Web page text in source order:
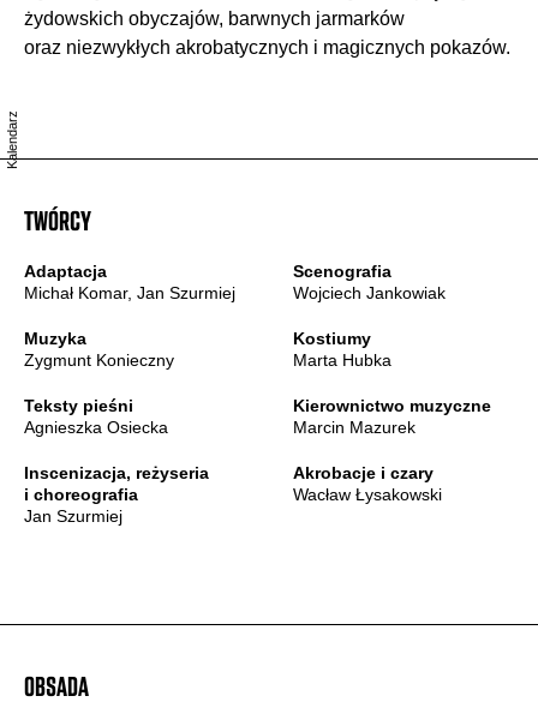
Kalendarz
żydowskich obyczajów, barwnych jarmarków
oraz niezwykłych akrobatycznych i magicznych pokazów.
TWÓRCY
Adaptacja
Michał Komar, Jan Szurmiej
Muzyka
Zygmunt Konieczny
Teksty pieśni
Agnieszka Osiecka
Inscenizacja, reżyseria
i choreografia
Jan Szurmiej
Scenografia
Wojciech Jankowiak
Kostiumy
Marta Hubka
Kierownictwo muzyczne
Marcin Mazurek
Akrobacje i czary
Wacław Łysakowski
OBSADA